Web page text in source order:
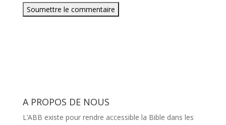
Soumettre le commentaire
A PROPOS DE NOUS
L’ABB existe pour rendre accessible la Bible dans les